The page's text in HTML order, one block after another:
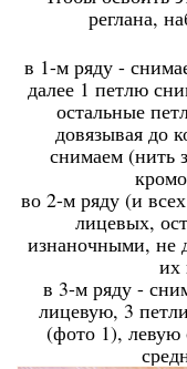
реглана,
в 1-м ряду -
далее 1 петлю
остальные
довязывая до
снимаем (нить
во 2-м ряду (и
лицевых,
изнаночными, не
их
в 3-м ряду -
лицевую, 3
(фото 1), левую